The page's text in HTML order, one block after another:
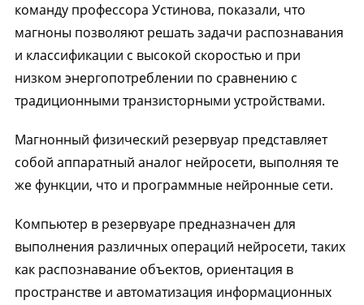
команду профессора Устинова, показали, что
магноны позволяют решать задачи распознавания
и классификации с высокой скоростью и при
низком энергопотреблении по сравнению с
традиционными транзисторными устройствами.
Магнонный физический резервуар представляет
собой аппаратный аналог нейросети, выполняя те
же функции, что и программные нейронные сети.
Компьютер в резервуаре предназначен для
выполнения различных операций нейросети, таких
как распознавание объектов, ориентация в
пространстве и автоматизация информационных